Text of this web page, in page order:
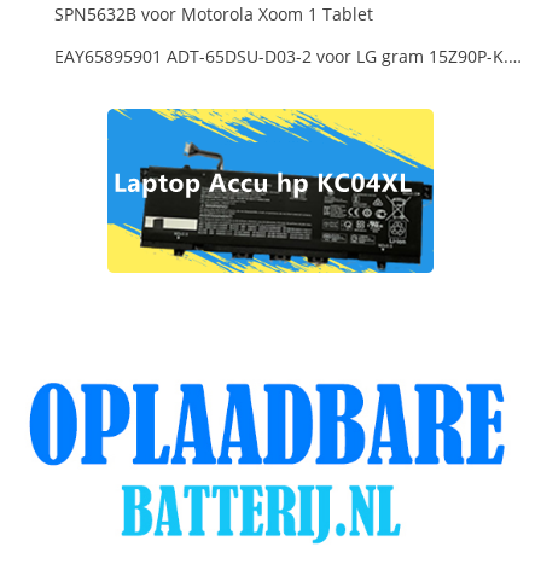
SPN5632B voor Motorola Xoom 1 Tablet
EAY65895901 ADT-65DSU-D03-2 voor LG gram 15Z90P-K.ARB6U1 16T90P, LG gram 15Z90Q 16Z90Q 17Z90Q16Z95PD Series